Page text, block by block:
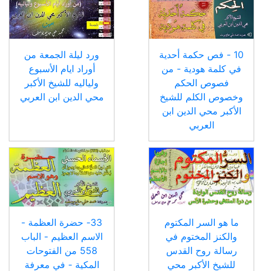
10 - فص حكمة أحدية
في كلمة هودية - من
فصوص الحكم
وخصوص الكلم للشيخ
الأكبر محي الدين ابن
العربي
ورد ليلة الجمعة من
أوراد ايام الأسبوع
ولياليه للشيخ الأكبر
محي الدين ابن العربي
ما هو السر المكتوم
والكنز المختوم في
رسالة روح القدس
للشيخ الأكبر محي
33- حضرة العظمة -
الاسم العظيم - الباب
558 من الفتوحات
المكية - في معرفة